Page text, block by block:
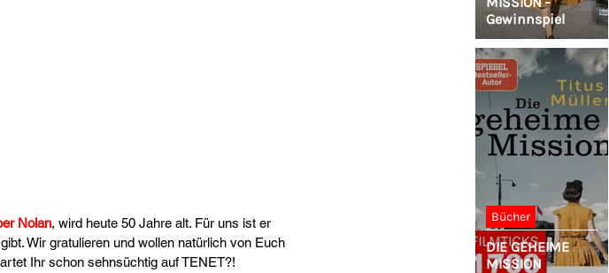
Nolan, wird heute 50 Jahre alt. Für uns ist er
Wir gratulieren und wollen natürlich von Euch
Ihr schon sehnsüchtig auf TENET?!
Gewinnspiel
DIE GEHEIME
MISSION
Bücher